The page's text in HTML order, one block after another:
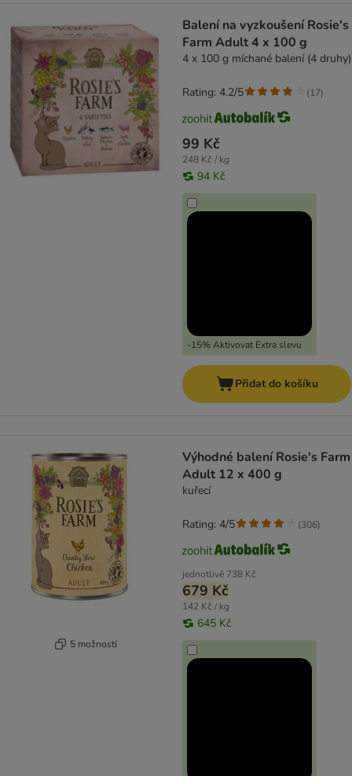
Balení na vyzkoušení Rosie's
Farm Adult 4 x 100 g
4 x 100 g míchané balení (4 druhy)
99 Kč
248 Kč / kg
94 Kč
-15% Aktivovat Extra slevu
Rating: 4.2/5 (17)
Přidat do košíku
5 možností
Výhodné balení Rosie's Farm
Adult 12 x 400 g
kuřecí
jednotlivě 738 Kč
679 Kč
142 Kč / kg
645 Kč
Rating: 4/5 (306)